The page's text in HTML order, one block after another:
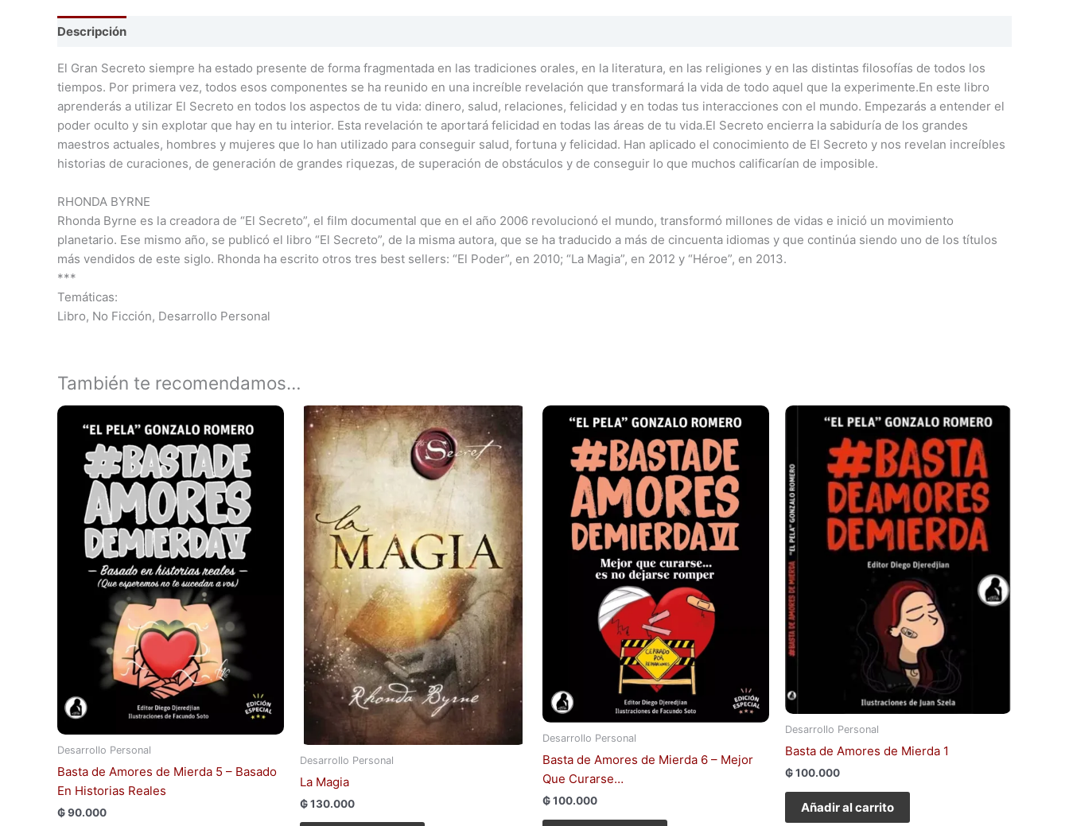
Descripción
El Gran Secreto siempre ha estado presente de forma fragmentada en las tradiciones orales, en la literatura, en las religiones y en las distintas filosofías de todos los
tiempos. Por primera vez, todos esos componentes se ha reunido en una increíble revelación que transformará la vida de todo aquel que la experimente.En este libro
aprenderás a utilizar El Secreto en todos los aspectos de tu vida: dinero, salud, relaciones, felicidad y en todas tus interacciones con el mundo. Empezarás a entender el
poder oculto y sin explotar que hay en tu interior. Esta revelación te aportará felicidad en todas las áreas de tu vida.El Secreto encierra la sabiduría de los grandes
maestros actuales, hombres y mujeres que lo han utilizado para conseguir salud, fortuna y felicidad. Han aplicado el conocimiento de El Secreto y nos revelan increíbles
historias de curaciones, de generación de grandes riquezas, de superación de obstáculos y de conseguir lo que muchos calificarían de imposible.
RHONDA BYRNE
Rhonda Byrne es la creadora de “El Secreto”, el film documental que en el año 2006 revolucionó el mundo, transformó millones de vidas e inició un movimiento
planetario. Ese mismo año, se publicó el libro “El Secreto”, de la misma autora, que se ha traducido a más de cincuenta idiomas y que continúa siendo uno de los títulos
más vendidos de este siglo. Rhonda ha escrito otros tres best sellers: “El Poder”, en 2010; “La Magia”, en 2012 y “Héroe”, en 2013.
***
Temáticas:
Libro, No Ficción, Desarrollo Personal
También te recomendamos…
Desarrollo Personal
Basta de Amores de Mierda 5 – Basado
En Historias Reales
₲90.000
Desarrollo Personal
La Magia
₲130.000
Desarrollo Personal
Basta de Amores de Mierda 6 – Mejor
Que Curarse…
₲100.000
Desarrollo Personal
Basta de Amores de Mierda 1
₲100.000
Añadir al carrito